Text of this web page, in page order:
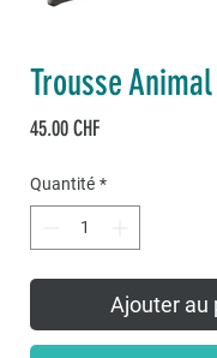
Trousse
45.00 CHFPrix
Quantité *
Ajouter au